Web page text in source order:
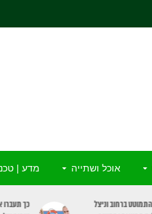
אוכל ושתייה מדע |
ברחוב וניצל
כך תעברו